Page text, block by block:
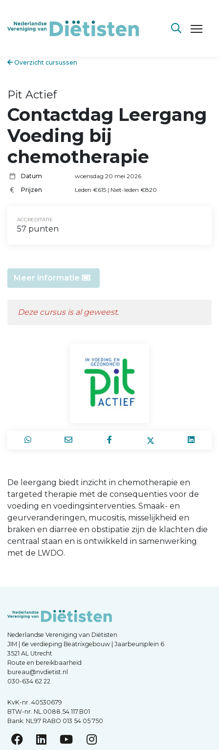
Overzicht cursussen
Pit Actief
Contactdag Leergang
Voeding bij
chemotherapie
Datum
woensdag 20 mei 2026
Prijzen
Leden €615 | Niet-leden €820
ACCREDITATIE
57 punten
Meer informatie
Deze cursus is al geweest.
De leergang biedt inzicht in chemotherapie en
targeted therapie met de consequenties voor de
voeding en voedingsinterventies. Smaak- en
geurveranderingen, mucositis, misselijkheid en
braken en diarree en obstipatie zijn de klachten die
centraal staan en is ontwikkeld in samenwerking
met de LWDO.
Nederlandse Vereniging van Diëtisten
JIM | 6e verdieping Beatrixgebouw | Jaarbeursplein 6
3521 AL Utrecht
Route en bereikbaarheid
bureau@nvdietist.nl
030-634 62 22
KvK-nr. 40530679
BTW-nr. NL.0088.54.117.B01
Bank: NL97 RABO 013 54 05 750